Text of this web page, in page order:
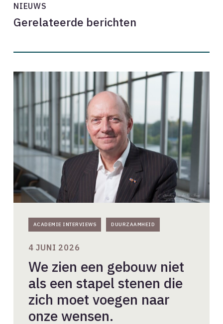
NIEUWS
Gerelateerde berichten
ACADEMIE INTERVIEWS DUURZAAMHEID
We
gebouw
een
stapel
stenen
die
zich
moet
voegen
wensen.
We zien een gebouw niet
als een stapel stenen die
zich moet voegen naar
onze wensen.
4 JUNI 2026